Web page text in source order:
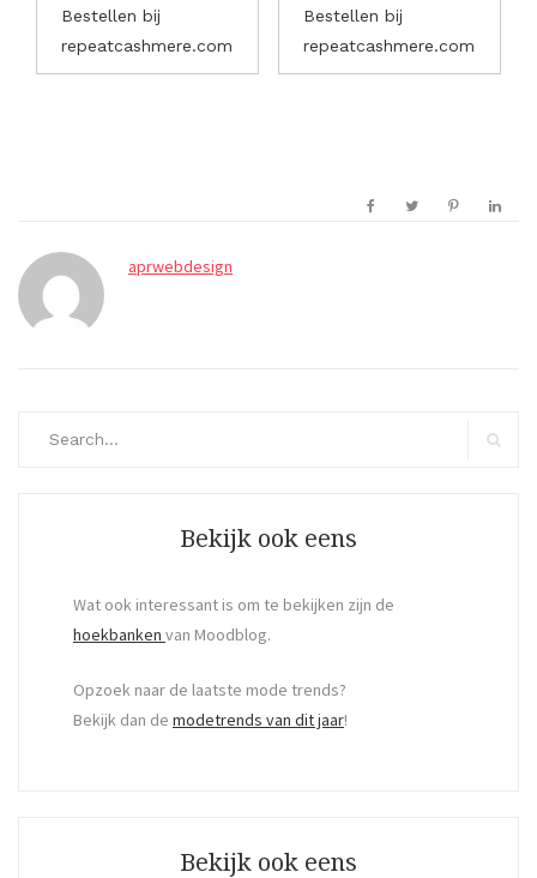
Bestellen bij
repeatcashmere.com
Bestellen bij
repeatcashmere.com
aprwebdesign
Bekijk ook eens
Wat ook interessant is om te bekijken zijn de
hoekbanken van Moodblog.
Opzoek naar de laatste mode trends?
Bekijk dan de modetrends van dit jaar!
Bekijk ook eens